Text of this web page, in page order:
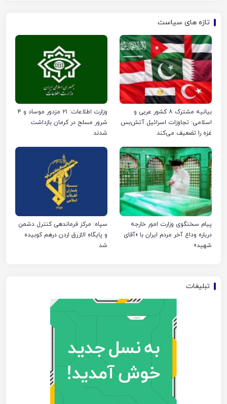
تازه های سیاست
بیانیه مشترک ۸ کشور عربی و
اسلامی: تجاوزات اسرائیل آتش‌بس
غزه را تضعیف می‌کند
وزارت اطلاعات: ۲۱ مزدور موساد و ۴
شرور مسلح در کرمان بازداشت
شدند
پیام سخنگوی وزارت امور خارجه
درباره وداع آخر مردم ایران با «آقای
شهید»
سپاه: مرکز فرماندهی کنترل دشمن
و پایگاه الازرق اردن درهم کوبیده
شد
تبلیغات